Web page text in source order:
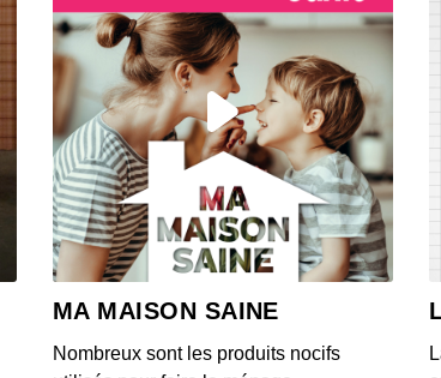
19 juin 2026 : Manger
framboises, et
00:04:08 - IL Y A 1 MOIS
17 juin 2026 -
les nourrissons
00:04:05 - IL Y A 1 MOIS
16 juin 2026 : Tibicos,
pour la maladie de
00:04:07 - IL Y A 1 MOIS
9 juin 2026 : Rappel
MA MAISON SAINE
Nombreux sont les produits nocifs